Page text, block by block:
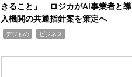
きること」 ロジカがAI事業者と導
入機関の共通指針案を策定へ
デジもの ビジネス